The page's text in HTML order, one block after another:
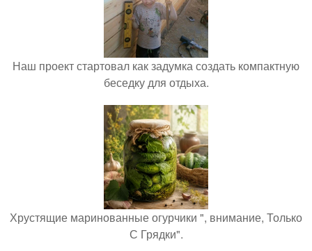
Наш проект стартовал как задумка создать компактную
беседку для отдыха.
Хрустящие маринованные огурчики ", внимание, Только
С Грядки".